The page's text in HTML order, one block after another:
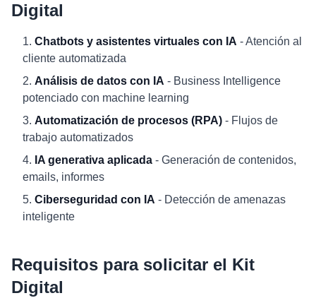
Digital
Chatbots y asistentes virtuales con IA - Atención al
cliente automatizada
Análisis de datos con IA - Business Intelligence
potenciado con machine learning
Automatización de procesos (RPA) - Flujos de
trabajo automatizados
IA generativa aplicada - Generación de contenidos,
emails, informes
Ciberseguridad con IA - Detección de amenazas
inteligente
Requisitos para solicitar el Kit
Digital